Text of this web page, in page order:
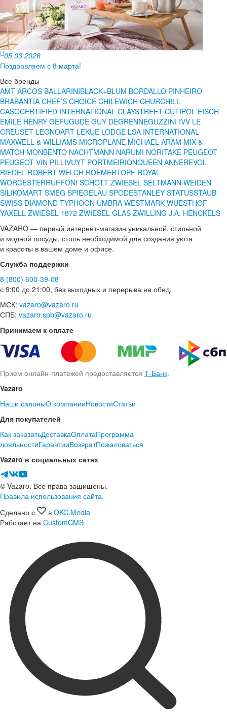
05.03.2026
Поздравляем с 8 марта!
Все бренды
AMT ARCOS BALLARINIBLACK+BLUM BORDALLO PINHEIRO
BRABANTIA CHEF’S CHOICE CHILEWICH CHURCHILL
CASOCERTIFIED INTERNATIONAL CLAYSTREET CUTIPOL EISCH
EMILE HENRY GEFUGUDE GUY DEGRENNEGUZZINI IVV LE
CREUSET LEGNOART LEKUE LODGE LSA INTERNATIONAL
MAXWELL & WILLIAMS MICROPLANE MICHAEL ARAM MIX &
MATCH MONBENTO NACHTMANN NARUMI NORITAKE PEUGEOT
PEUGEOT VIN PILLIVUYT PORTMEIRIONQUEEN ANNEREVOL
RIEDEL ROBERT WELCH ROEMERTOPF ROYAL
WORCESTERRUFFONI SCHOTT ZWIESEL SELTMANN WEIDEN
SILIKOMART SMEG SPIEGELAU SPODESTANLEY STATUSSTAUB
SWISS DIAMOND TYPHOON UMBRA WESTMARK WUESTHOF
YAXELL ZWIESEL 1872 ZWIESEL GLAS ZWILLING J.A. HENCKELS
VAZARO — первый интернет-магазин уникальной, стильной
и модной посуды, столь необходимой для создания уюта
и красоты в вашем доме и офисе.
Служба поддержки
8 (800) 600-39-08
с 9:00 до 21:00, без выходных и перерыва на обед.
МСК: vazaro@vazaro.ru
СПБ: vazaro.spb@vazaro.ru
Принимаем к оплате
Прием онлайн-платежей предоставляется Т-Банк.
Vazaro
Наши салоныО компанииНовостиСтатьи
Для покупателей
Как заказатьДоставкаОплатаПрограмма
лояльностиГарантииВозвратПожаловаться
Vazaro в социальных сетях
© Vazaro. Все права защищены.
Правила использования сайта.
Сделано с
в OKC.Media
Работает на CustomCMS